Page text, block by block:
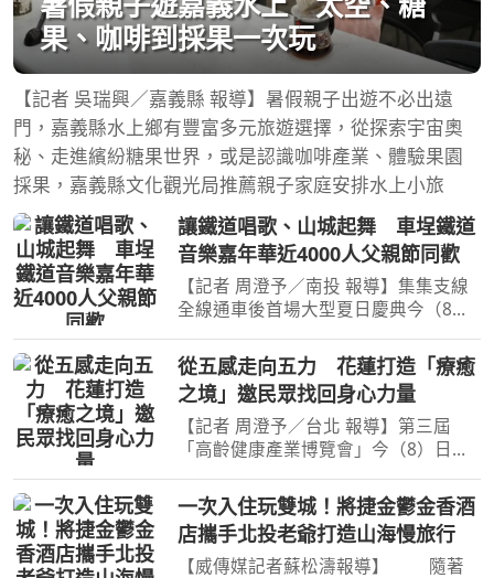
果、咖啡到採果一次玩
【記者 吳瑞興／嘉義縣 報導】暑假親子出遊不必出遠
門，嘉義縣水上鄉有豐富多元旅遊選擇，從探索宇宙奧
秘、走進繽紛糖果世界，或是認識咖啡產業、體驗果園
採果，嘉義縣文化觀光局推薦親子家庭安排水上小旅
讓鐵道唱歌、山城起舞 車埕鐵道
音樂嘉年華近4000人父親節同歡
【記者 周澄予／南投 報導】集集支線
全線通車後首場大型夏日慶典今（8）
潭國家風景區管理處舉辦「2026車埕
鐵道音樂嘉年華—讓鐵道唱歌，讓山城
起舞」，結合鐵道、音樂
從五感走向五力 花蓮打造「療癒
之境」邀民眾找回身心力量
【記者 周澄予／台北 報導】第三屆
「高齡健康產業博覽會」今（8）日邁
北世貿一館人潮絡繹不絕。花蓮縣政府
以「花蓮‧療癒之境」打造沉浸式主題
展區，透過視、聽、嗅、
一次入住玩雙城！將捷金鬱金香酒
店攜手北投老爺打造山海慢旅行
【威傳媒記者蘇松濤報導】 隨著